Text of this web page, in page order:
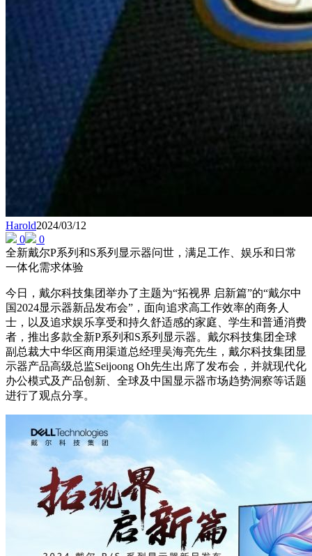
Harold2024/03/12
0
0
全新戴尔P系列和S系列显示器问世，满足工作、娱乐和日常
一体化需求体验
今日，戴尔科技集团举办了主题为“拓视界 启新篇”的“戴尔中
国2024显示器新品发布会”，面向追求高工作效率的商务人
士，以及追求娱乐享受和持久舒适感的家庭、学生和普通消费
者，推出多款全新P系列和S系列显示器。戴尔科技集团全球
副总裁大中华区商用渠道总经理吴海亮先生，戴尔科技集团显
示器产品高级总监Seijoong Oh先生出席了发布会，并就现代化
办公模式及产品创新、全球及中国显示器市场趋势洞察等话题
进行了观点分享。